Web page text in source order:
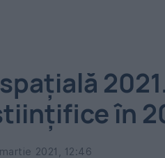
în
2021, 12:46